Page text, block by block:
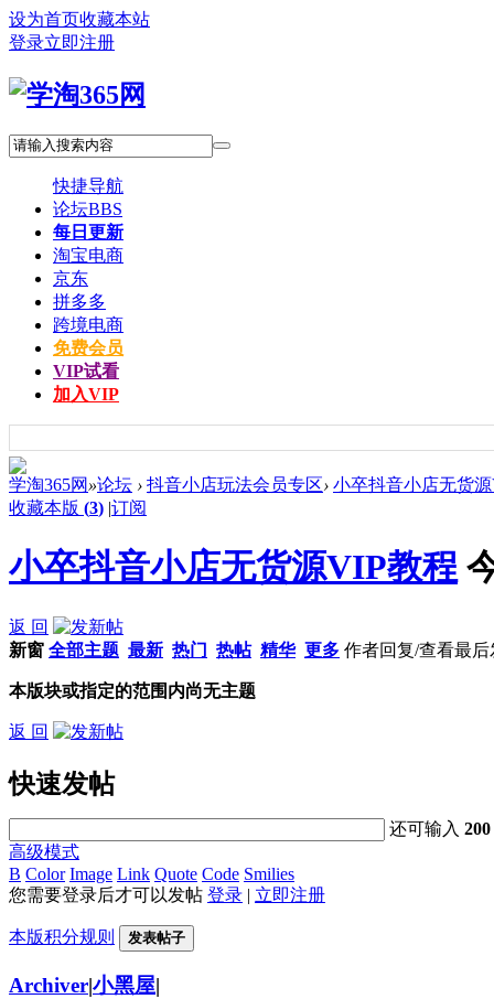
设为首页收藏本站
登录立即注册
快捷导航
论坛BBS
每日更新
淘宝电商
京东
拼多多
跨境电商
免费会员
VIP试看
加入VIP
学淘365网 »论坛 › 抖音小店玩法会员专区› 小卒抖音小店无货
收藏本版 (3) |订阅
小卒抖音小店无货源VIP教程
返 回
新窗 全部主题 最新 热门 热帖 精华 更多 作者回复/查看最后
本版块或指定的范围内尚无主题
返 回
快速发帖
还可输入200
高级模式
B Color Image Link Quote Code Smilies
您需要登录后才可以发帖 登录 | 立即注册
本版积分规则 发表帖子
Archiver|小黑屋|